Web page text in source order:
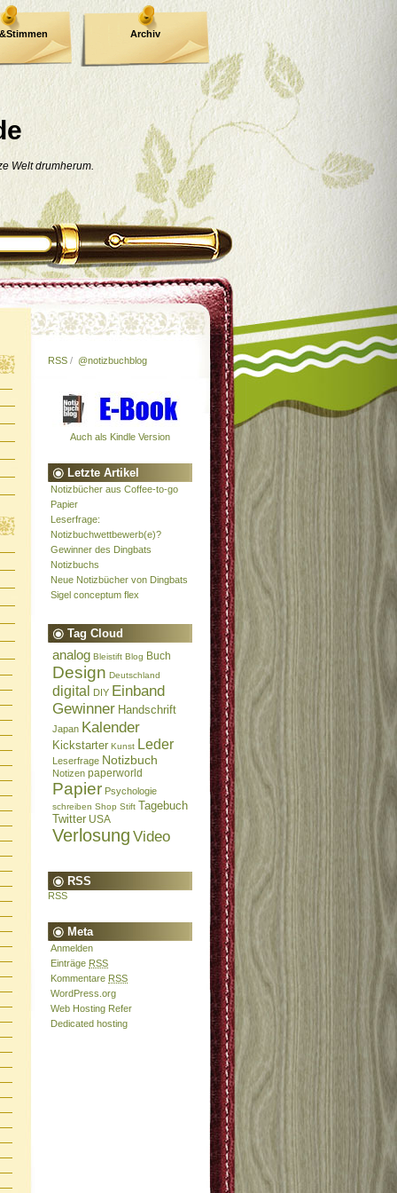
Welt drumherum.
Archiv
RSS / @notizbuchblog
Auch als Kindle Version
Letzte Artikel
Notizbücher aus Coffee-to-go
Papier
Leserfrage:
Notizbuchwettbewerb(e)?
Gewinner des Dingbats
Notizbuchs
Neue Notizbücher von Dingbats
Sigel conceptum flex
Tag Cloud
analog Bleistift Blog Buch
Design Deutschland
digital DIY Einband
Gewinner Handschrift
Japan Kalender
Kickstarter Kunst Leder
Leserfrage Notizbuch
Notizen paperworld
Papier Psychologie
schreiben Shop Stift Tagebuch
Twitter USA
Verlosung Video
RSS
RSS
Meta
Anmelden
Einträge RSS
Kommentare RSS
WordPress.org
Web Hosting Refer
Dedicated hosting